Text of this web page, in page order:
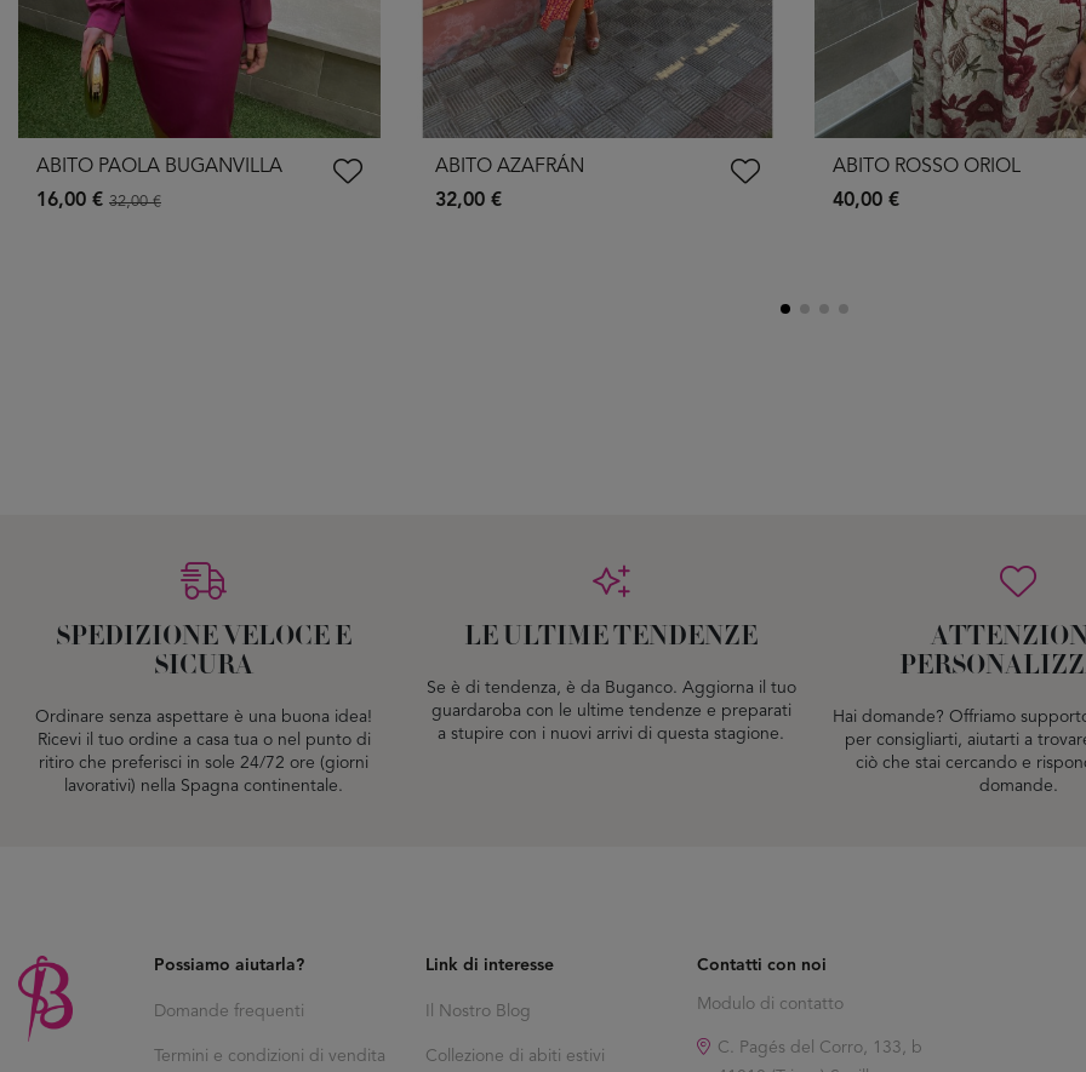
ABITO PAOLA BUGANVILLA
16,00 € 32,00 €
ABITO AZAFRÁN
32,00 €
ABITO ROSSO ORIOL
40,00 €
SPEDIZIONE VELOCE E
SICURA
Ordinare senza aspettare è una buona idea!
Ricevi il tuo ordine a casa tua o nel punto di
ritiro che preferisci in sole 24/72 ore (giorni
lavorativi) nella Spagna continentale.
LE ULTIME TENDENZE
Se è di tendenza, è da Buganco. Aggiorna il tuo
guardaroba con le ultime tendenze e preparati
a stupire con i nuovi arrivi di questa stagione.
Hai domande? Offriamo
per consigliarti, aiutarti a
ciò che stai cercando e
domande.
Possiamo aiutarla?
Domande frequenti
Termini e condizioni di vendita
Link di interesse
Il Nostro Blog
Collezione di abiti estivi
Contatti con noi
Modulo di contatto
C. Pagés del Corro, 133, b